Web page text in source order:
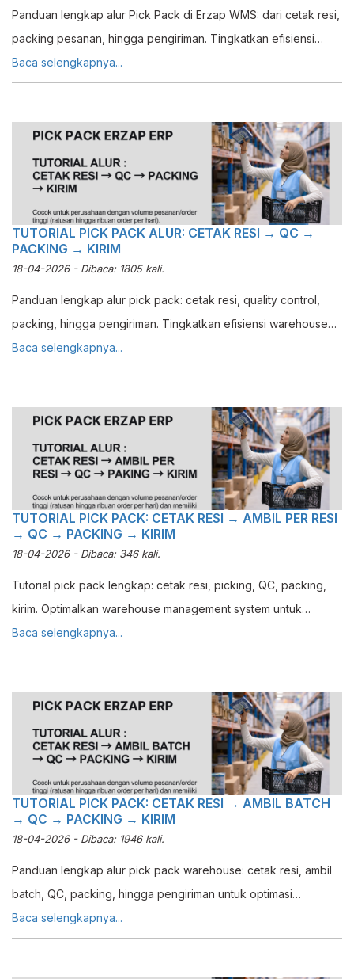
Panduan lengkap alur Pick Pack di Erzap WMS: dari cetak resi,
packing pesanan, hingga pengiriman. Tingkatkan efisiensi
fulfillment warehouse Anda.
Baca selengkapnya...
TUTORIAL PICK PACK ALUR: CETAK RESI → QC →
PACKING → KIRIM
18-04-2026 - Dibaca: 1805 kali.
Panduan lengkap alur pick pack: cetak resi, quality control,
packing, hingga pengiriman. Tingkatkan efisiensi warehouse
management system Erzap.
Baca selengkapnya...
TUTORIAL PICK PACK: CETAK RESI → AMBIL PER RESI
→ QC → PACKING → KIRIM
18-04-2026 - Dibaca: 346 kali.
Tutorial pick pack lengkap: cetak resi, picking, QC, packing,
kirim. Optimalkan warehouse management system untuk
fulfillment order cepat dan akurat.
Baca selengkapnya...
TUTORIAL PICK PACK: CETAK RESI → AMBIL BATCH
→ QC → PACKING → KIRIM
18-04-2026 - Dibaca: 1946 kali.
Panduan lengkap alur pick pack warehouse: cetak resi, ambil
batch, QC, packing, hingga pengiriman untuk optimasi
fulfillment order.
Baca selengkapnya...